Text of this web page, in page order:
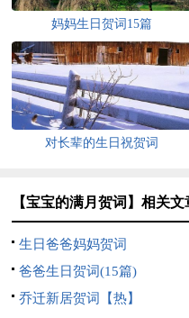
妈妈生日贺词15篇
对长辈的生日祝贺词
【宝宝的满月贺词】相关文
生日爸爸妈妈贺词
爸爸生日贺词(15篇)
乔迁新居贺词【热】